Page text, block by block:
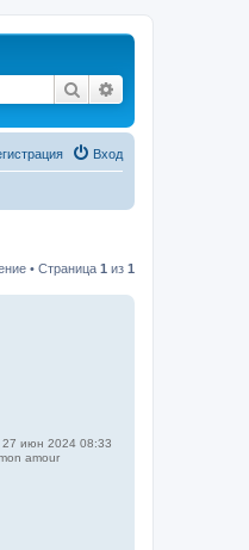
Поиск
Вход
• Страница 1 из 1
27 июн 2024 08:33
amour